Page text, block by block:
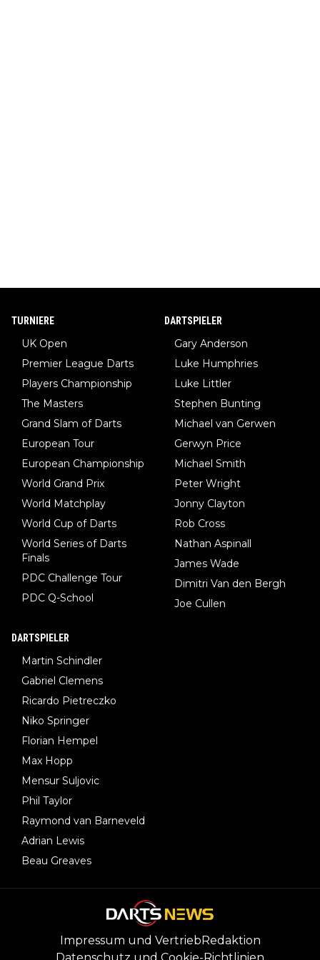
TURNIERE
UK Open
Premier League Darts
Players Championship
The Masters
Grand Slam of Darts
European Tour
European Championship
World Grand Prix
World Matchplay
World Cup of Darts
World Series of Darts
Finals
PDC Challenge Tour
PDC Q-School
DARTSPIELER
Gary Anderson
Luke Humphries
Luke Littler
Stephen Bunting
Michael van Gerwen
Gerwyn Price
Michael Smith
Peter Wright
Jonny Clayton
Rob Cross
Nathan Aspinall
James Wade
Dimitri Van den Bergh
Joe Cullen
DARTSPIELER
Martin Schindler
Gabriel Clemens
Ricardo Pietreczko
Niko Springer
Florian Hempel
Max Hopp
Mensur Suljovic
Phil Taylor
Raymond van Barneveld
Adrian Lewis
Beau Greaves
Impressum und Vertrieb Redaktion